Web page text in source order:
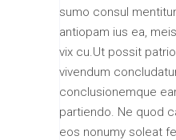
sumo consul
antiopam ius ea,
vix cu.Ut possit
vivendum
conclusionemque
partiendo. Ne quod
eos nonumy soleat